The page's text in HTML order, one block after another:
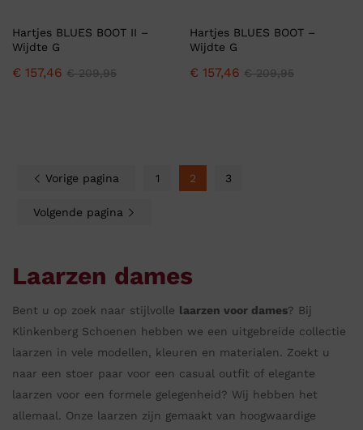
Hartjes BLUES BOOT II –
Wijdte G
€ 157,46 €209,95
Hartjes BLUES BOOT –
Wijdte G
€ 157,46 €209,95
Vorige pagina 1 2 3
Volgende pagina
Laarzen dames
Bent u op zoek naar stijlvolle laarzen voor dames? Bij
Klinkenberg Schoenen hebben we een uitgebreide collectie
laarzen in vele modellen, kleuren en materialen. Zoekt u
naar een stoer paar voor een casual outfit of elegante
laarzen voor een formele gelegenheid? Wij hebben het
allemaal. Onze laarzen zijn gemaakt van hoogwaardige